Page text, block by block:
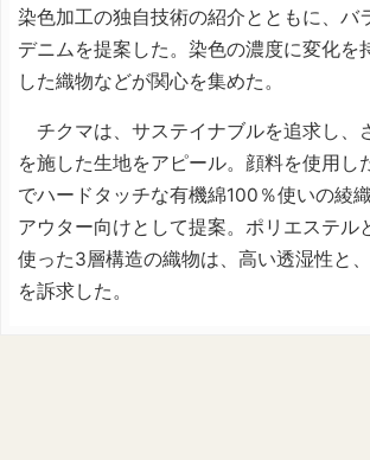
染色加工の独自技術の紹介とともに、バ
デニムを提案した。染色の濃度に変化を
した織物などが関心を集めた。
チクマは、サステイナブルを追求し、
を施した生地をアピール。顔料を使用し
でハードタッチな有機綿100％使いの綾
アウター向けとして提案。ポリエステル
使った3層構造の織物は、高い透湿性と
を訴求した。